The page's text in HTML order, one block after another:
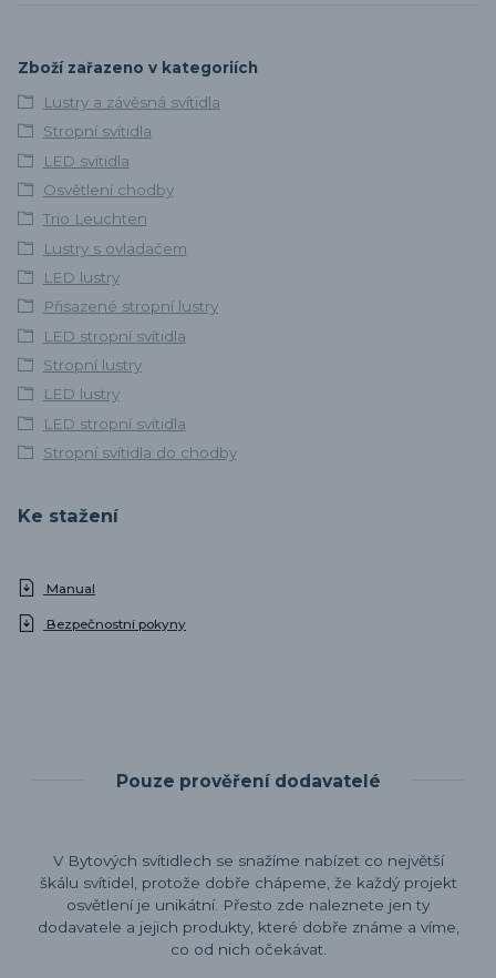
Zboží zařazeno v kategoriích
Lustry a závěsná svítidla
Stropní svítidla
LED svítidla
Osvětlení chodby
Trio Leuchten
Lustry s ovladačem
LED lustry
Přisazené stropní lustry
LED stropní svítidla
Stropní lustry
LED lustry
LED stropní svítidla
Stropní svítidla do chodby
Ke stažení
Manual
Bezpečnostní pokyny
Pouze prověření dodavatelé
V Bytových svítidlech se snažíme nabízet co největší
škálu svítidel, protože dobře chápeme, že každý projekt
osvětlení je unikátní. Přesto zde naleznete jen ty
dodavatele a jejich produkty, které dobře známe a víme,
co od nich očekávat.